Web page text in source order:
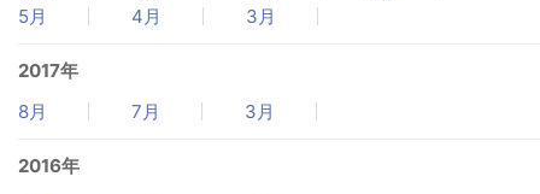
5月
4月 3月
2017年
8月
7月 3月
2016年